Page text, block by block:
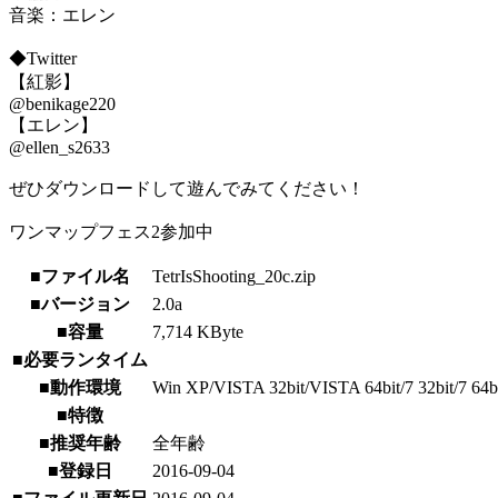
音楽：エレン
◆Twitter
【紅影】
@benikage220
【エレン】
@ellen_s2633
ぜひダウンロードして遊んでみてください！
ワンマップフェス2参加中
■ファイル名
TetrIsShooting_20c.zip
■バージョン
2.0a
■容量
7,714 KByte
■必要ランタイム
■動作環境
Win XP/VISTA 32bit/VISTA 64bit/7 32bit/7
■特徴
■推奨年齢
全年齢
■登録日
2016-09-04